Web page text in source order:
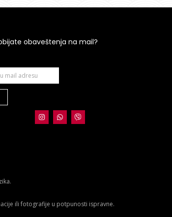
obaveštenja na mail?
ili fotografije u potpunosti ispravne.